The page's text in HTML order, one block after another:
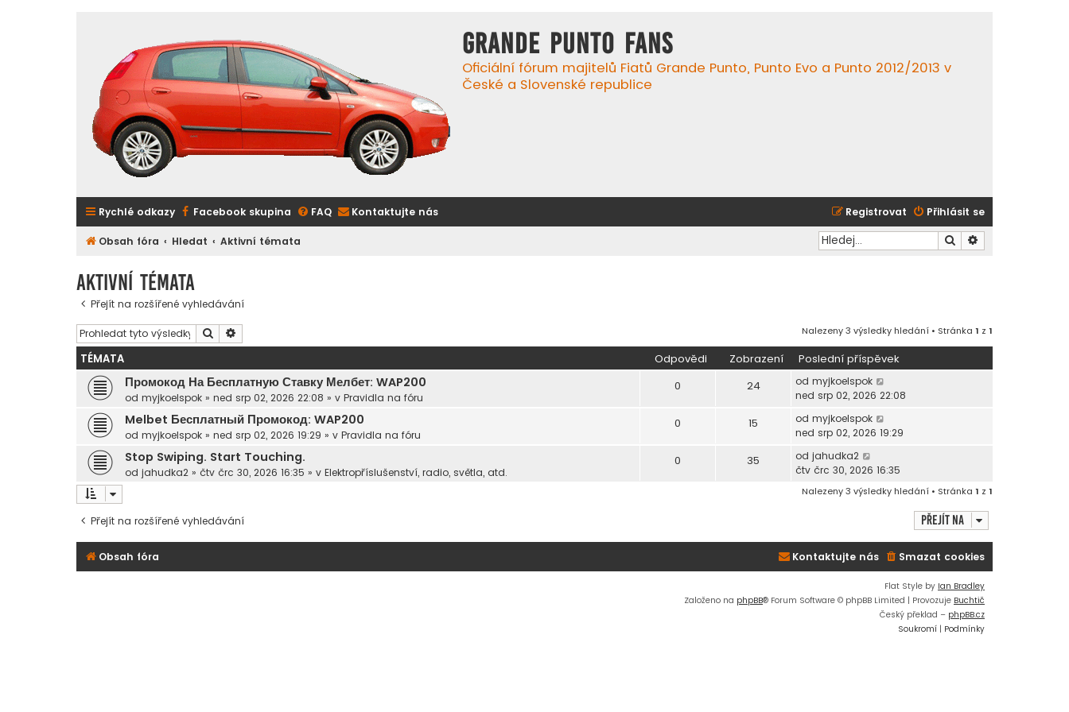
GRANDE PUNTO FANS
Oficiální fórum majitelů Fiatů Grande Punto, Punto Evo a Punto 2012/2013 v
České a Slovenské republice
Rychlé odkazy Facebook skupina FAQ Kontaktujte nás Přihlásit se
Registrovat
Obsah fóra Hledat Aktivní témata Hledat
Aktivní témata
Přejít na rozšířené vyhledávání
Hledat Nalezeny 3 výsledky hledání • Stránka 1 z 1
TÉMATA Odpovědi Zobrazení Poslední příspěvek
Промокод На Бесплатную Ставку Мелбет: WAP200
od myjkoelspok » ned srp 02, 2026 22:08 » v Pravidla na fóru
0 24 od myjkoelspok
ned srp 02, 2026 22:08
Melbet Бесплатный Промокод: WAP200
od myjkoelspok » ned srp 02, 2026 19:29 » v Pravidla na fóru
0 15 od myjkoelspok
ned srp 02, 2026 19:29
Stop Swiping. Start Touching.
od jahudka2 » čtv črc 30, 2026 16:35 » v Elektropříslušenství, radio, světla, atd.
0 35 od jahudka2
čtv črc 30, 2026 16:35
Nalezeny 3 výsledky hledání • Stránka 1 z 1
Přejít na rozšířené vyhledávání Přejít na
Obsah fóra Smazat cookies
Kontaktujte nás
Flat Style by Ian Bradley
Založeno na phpBB® Forum Software © phpBB Limited | Provozuje Buchtič
Český překlad – phpBB.cz
Soukromí | Podmínky